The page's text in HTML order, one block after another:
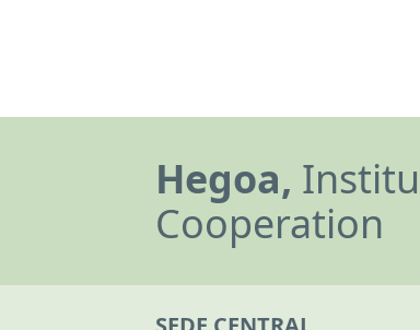
Hegoa,
Cooperation